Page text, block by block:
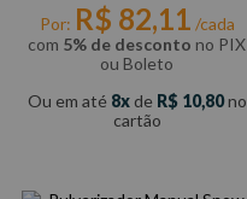
Por: R$ 82,11 /cada
com 5% de desconto no PIX
ou Boleto
Ou em até 8 de R$ 10,80no
cartão